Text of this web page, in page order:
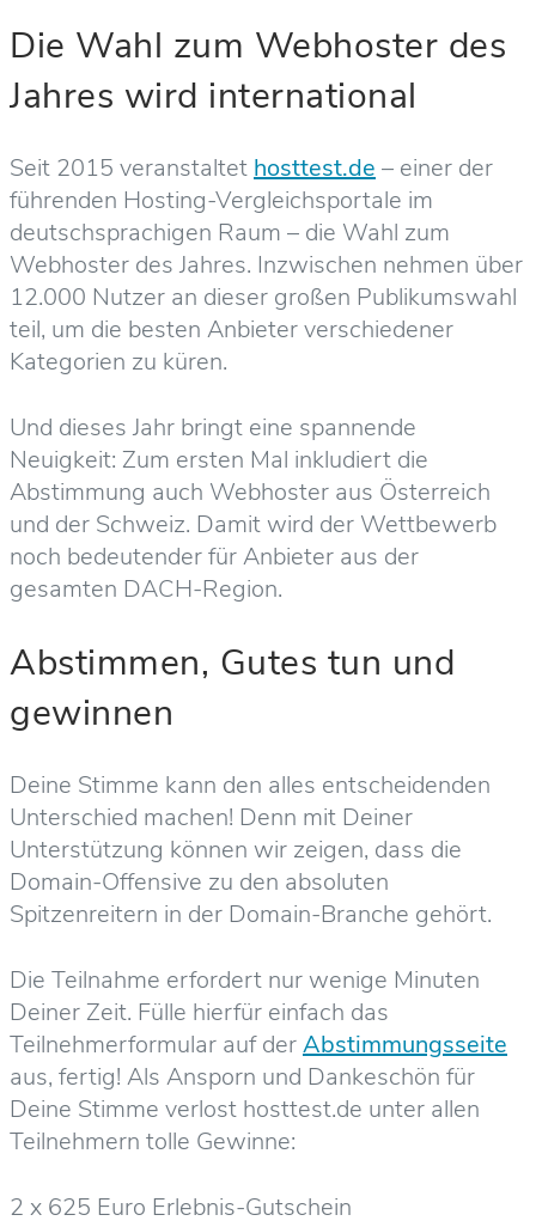
Die Wahl zum Webhoster des
Jahres wird international
Seit 2015 veranstaltet hosttest.de – einer der
führenden Hosting-Vergleichsportale im
deutschsprachigen Raum – die Wahl zum
Webhoster des Jahres. Inzwischen nehmen über
12.000 Nutzer an dieser großen Publikumswahl
teil, um die besten Anbieter verschiedener
Kategorien zu küren.
Und dieses Jahr bringt eine spannende
Neuigkeit: Zum ersten Mal inkludiert die
Abstimmung auch Webhoster aus Österreich
und der Schweiz. Damit wird der Wettbewerb
noch bedeutender für Anbieter aus der
gesamten DACH-Region.
Abstimmen, Gutes tun und
gewinnen
Deine Stimme kann den alles entscheidenden
Unterschied machen! Denn mit Deiner
Unterstützung können wir zeigen, dass die
Domain-Offensive zu den absoluten
Spitzenreitern in der Domain-Branche gehört.
Die Teilnahme erfordert nur wenige Minuten
Deiner Zeit. Fülle hierfür einfach das
Teilnehmerformular auf derAbstimmungsseite
aus, fertig! Als Ansporn und Dankeschön für
Deine Stimme verlost hosttest.de unter allen
Teilnehmern tolle Gewinne:
2 x 625 Euro Erlebnis-Gutschein